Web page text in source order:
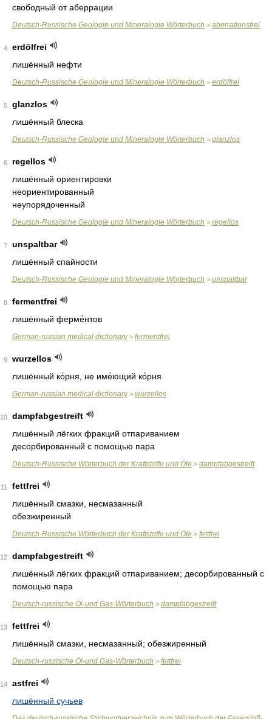
свободный от аберрации
Deutsch-Russische Geologie und Mineralogie Wörterbuch > aberrationsfrei
4
erdölfrei
лишённый нефти
Deutsch-Russische Geologie und Mineralogie Wörterbuch > erdölfrei
5
glanzlos
лишённый блеска
Deutsch-Russische Geologie und Mineralogie Wörterbuch > glanzlos
6
regellos
лишённый ориентировки
неориентированный
неупорядоченный
Deutsch-Russische Geologie und Mineralogie Wörterbuch > regellos
7
unspaltbar
лишённый спайности
Deutsch-Russische Geologie und Mineralogie Wörterbuch > unspaltbar
8
fermentfrei
лишённый ферме́нтов
German-russian medical dictionary> fermentfrei
9
wurzellos
лишённый ко́рня, не име́ющий ко́рня
German-russian medical dictionary> wurzellos
10
dampfabgestreift
лишённый лёгких фракций отпариванием
десорбированный с помощью пара
Deutsch-Russische Wörterbuch der Kraftstoffe und Öle > dampfabgestreift
11
fettfrei
лишённый смазки, несмазанный
обезжиренный
Deutsch-Russische Wörterbuch der Kraftstoffe und Öle > fettfrei
12
dampfabgestreift
лишённый лёгких фракций отпариванием; десорбированный с
помощью пара
Deutsch-russische Öl-und Gas-Wörterbuch > dampfabgestreift
13
fettfrei
лишённый смазки, несмазанный; обезжиренный
Deutsch-russische Öl-und Gas-Wörterbuch > fettfrei
14
astfrei
лишённый сучьев